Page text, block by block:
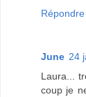
Répondre
June 24
Laura...
coup je